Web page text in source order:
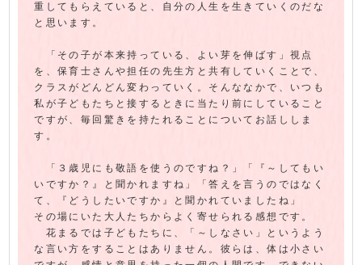
重してもらえていると、自分の人生を生きていくのだな
と思います。
「その子が本来持っている、よい芽を伸ばす」視点
を、保育士さんや担任の先生方と共有していくことで、
クラスがどんどん変わっていく。そんななかで、いつも
私が子どもたちと接するときに当たり前にしていること
ですが、毎回驚きを持たれることについてお話ししま
す。
「３歳児にも敬語を使うのですね？」「『～してもい
いですか？』と聞かれますね」「答えを言うのではなく
て、『どうしたいですか』と聞かれていましたね」
その場にいた大人たちからよく寄せられる感想です。
花まるでは子どもたちに、「～しなさい」というよう
な言い方をすることはありません。彼らは、体は小さい